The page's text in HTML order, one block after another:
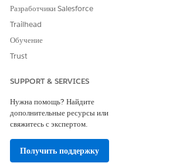
Разработчики Salesforce
Trailhead
Обучение
Trust
SUPPORT & SERVICES
Нужна помощь? Найдите
дополнительные ресурсы или
свяжитесь с экспертом.
Получить поддержку